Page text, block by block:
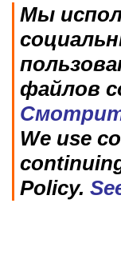
Мы
файлов
We use
Policy.